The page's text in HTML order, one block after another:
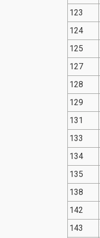
123
124
125
127
128
129
131
133
134
135
138
142
143